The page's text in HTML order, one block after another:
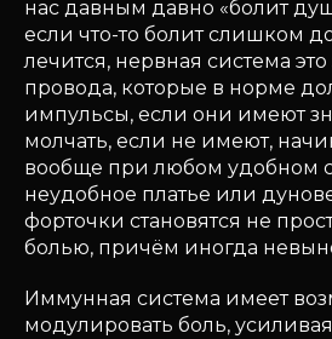
нас давным давно «болит
если что-то болит слишком
лечится, нервная система
провода, которые в норме
импульсы, если они имеют
молчать, если не имеют,
вообще при любом удобном
неудобное платье или
форточки становятся не
болью, причём иногда
Иммунная система имеет
модулировать боль,